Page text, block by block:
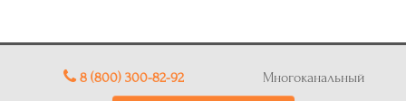
8 (800) 300-82-92 Многоканальный